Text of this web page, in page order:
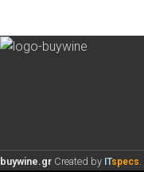
buywine.gr Created by ITspecs